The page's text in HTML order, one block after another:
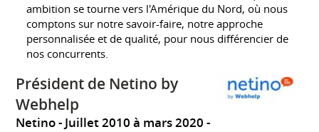
ambition se tourne vers l'Amérique du Nord, où nous
comptons sur notre savoir-faire, notre approche
personnalisée et de qualité, pour nous différencier de
nos concurrents.
Président de Netino by
Webhelp
Netino
Juillet 2010 à mars 2020